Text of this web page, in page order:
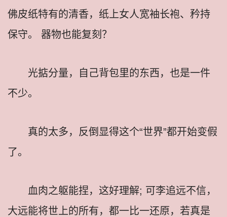
佛皮纸特有的清香，纸上女人宽袖长袍、矜持
保守。 器物也能复刻？
光掂分量，自己背包里的东西，也是一件
不少。
真的太多，反倒显得这个“世界”都开始变假
了。
血肉之躯能捏，这好理解; 可李追远不信，
大远能将世上的所有，都一比一还原，若真是